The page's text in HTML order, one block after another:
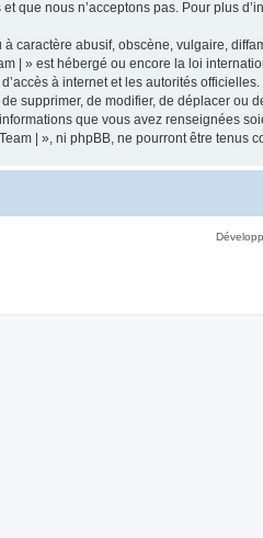
que nous n’acceptons pas. Pour plus
caractère abusif, obscène, vulgaire,
| » est hébergé ou encore la loi
à internet et les autorités
supprimer, de modifier, de déplacer ou
que vous avez renseignées
| », ni phpBB, ne pourront être